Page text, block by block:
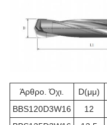
Άρθρο. Όχι. D(μμ)
BBS120D3W16
12